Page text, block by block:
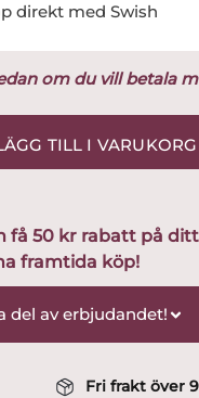
om du vill betala
TILL I VARUKORG
direkt med Swish
få 50 kr rabatt på
framtida köp!
del av erbjudandet!
Fri frakt över